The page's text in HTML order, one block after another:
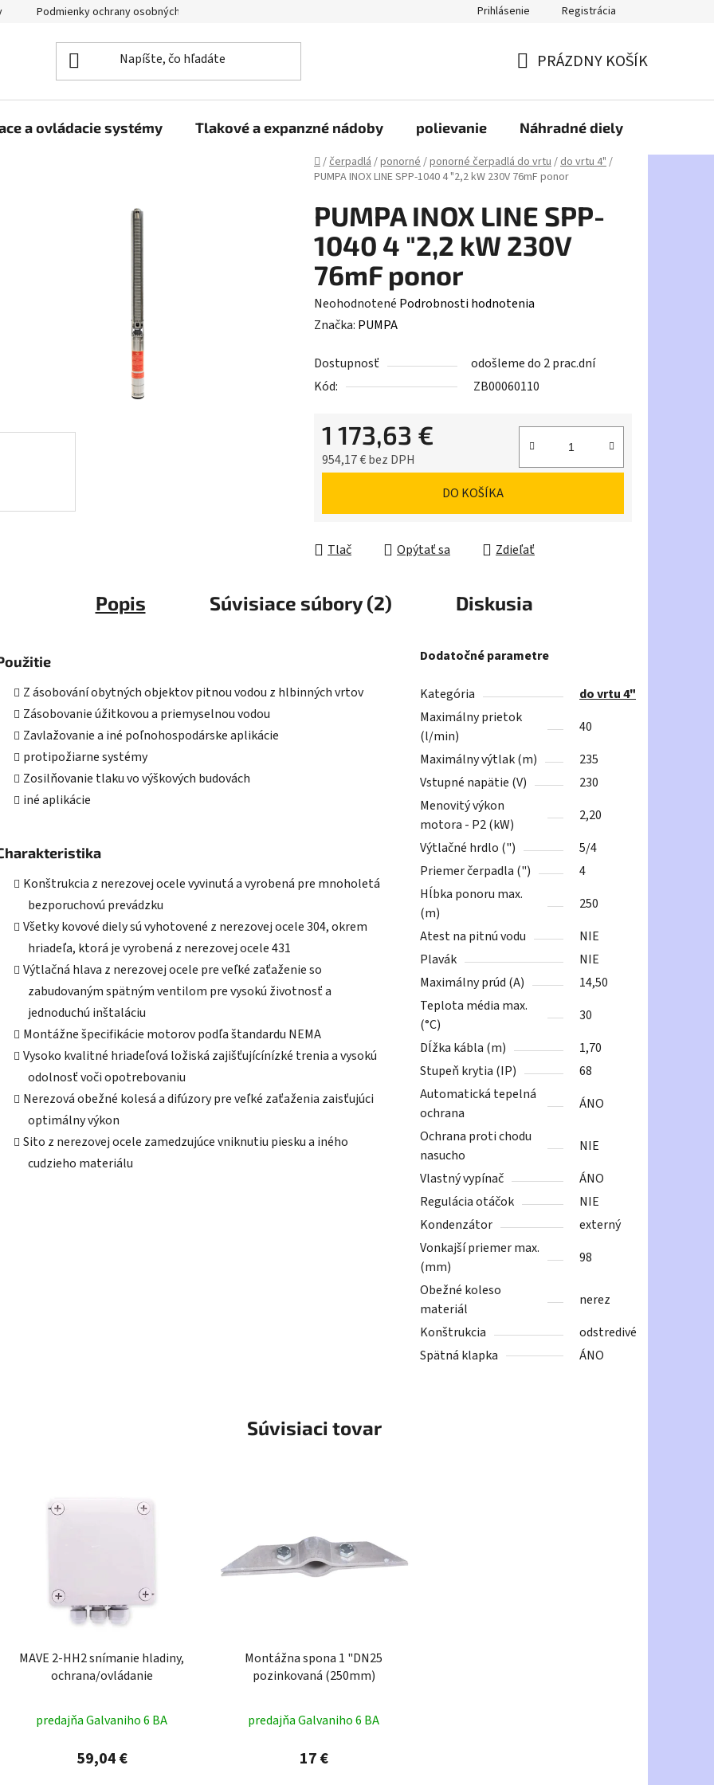
Podmienky ochrany osobných údajov Prihlásenie Registrácia
KOŠÍK
PRÁZDNY KOŠÍK
a ovládacie systémy Tlakové a expanzné nádoby polievanie Náhradné diely
Domov
/čerpadlá/ponorné/ponorné čerpadlá do vrtu/do vrtu 4"/
PUMPA INOX LINE SPP-1040 4 "2,2 kW 230V 76mF ponor
PUMPA INOX LINE SPP-
1040 4 "2,2 kW 230V
76mF ponor
Priemerné
hodnotenie
je
0,0
hviezdičiek.
Neohodnotené Podrobnosti hodnotenia
Značka: PUMPA
Dostupnosť
odošleme do 2 prac.dní
Kód:
ZB00060110
1 173,63 €
954,17 € bez DPH
DO KOŠÍKA
Tlač Opýtať sa Zdieľať
Popis Súvisiace súbory (2) Diskusia
Z ásobování obytných objektov pitnou vodou z hlbinných vrtov
Zásobovanie úžitkovou a priemyselnou vodou
Zavlažovanie a iné poľnohospodárske aplikácie
protipožiarne systémy
Zosilňovanie tlaku vo výškových budovách
iné aplikácie
Konštrukcia z nerezovej ocele vyvinutá a vyrobená pre mnoholetá
bezporuchovú prevádzku
Všetky kovové diely sú vyhotovené z nerezovej ocele 304, okrem
hriadeľa, ktorá je vyrobená z nerezovej ocele 431
Výtlačná hlava z nerezovej ocele pre veľké zaťaženie so
zabudovaným spätným ventilom pre vysokú životnosť a
jednoduchú inštaláciu
Montážne špecifikácie motorov podľa štandardu NEMA
Vysoko kvalitné hriadeľová ložiská zajišťujícínízké trenia a vysokú
odolnosť voči opotrebovaniu
Nerezová obežné kolesá a difúzory pre veľké zaťaženia zaisťujúci
optimálny výkon
Sito z nerezovej ocele zamedzujúce vniknutiu piesku a iného
cudzieho materiálu
Dodatočné parametre
Kategória
do vrtu 4"
Maximálny prietok
(l/min)
40
Maximálny výtlak (m)
235
Vstupné napätie (V)
230
Menovitý výkon
motora - P2 (kW)
2,20
Výtlačné hrdlo (")
5/4
Priemer čerpadla (")
4
Hĺbka ponoru max.
(m)
250
Atest na pitnú vodu
NIE
Plavák
NIE
Maximálny prúd (A)
14,50
Teplota média max.
(°C)
30
Dĺžka kábla (m)
1,70
Stupeň krytia (IP)
68
Automatická tepelná
ochrana
ÁNO
Ochrana proti chodu
nasucho
NIE
Vlastný vypínač
ÁNO
Regulácia otáčok
NIE
Kondenzátor
externý
Vonkajší priemer max.
(mm)
98
Obežné koleso
materiál
nerez
Konštrukcia
odstredivé
Spätná klapka
ÁNO
Súvisiaci tovar
MAVE 2-HH2 snímanie hladiny,
ochrana/ovládanie
predajňa Galvaniho 6 BA
59,04 €
Montážna spona 1 "DN25
pozinkovaná (250mm)
predajňa Galvaniho 6 BA
17 €